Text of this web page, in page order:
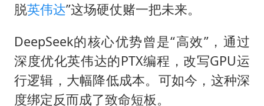
脱英伟达”这场硬仗赌一把未来。
DeepSeek的核心优势曾是“高效”，通过
深度优化英伟达的PTX编程，改写GPU运
行逻辑，大幅降低成本。可如今，这种深
度绑定反而成了致命短板。